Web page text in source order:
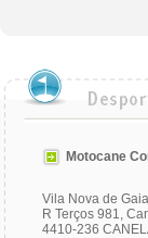
Motocane
Vila Nova de
R Terços 981,
4410-236